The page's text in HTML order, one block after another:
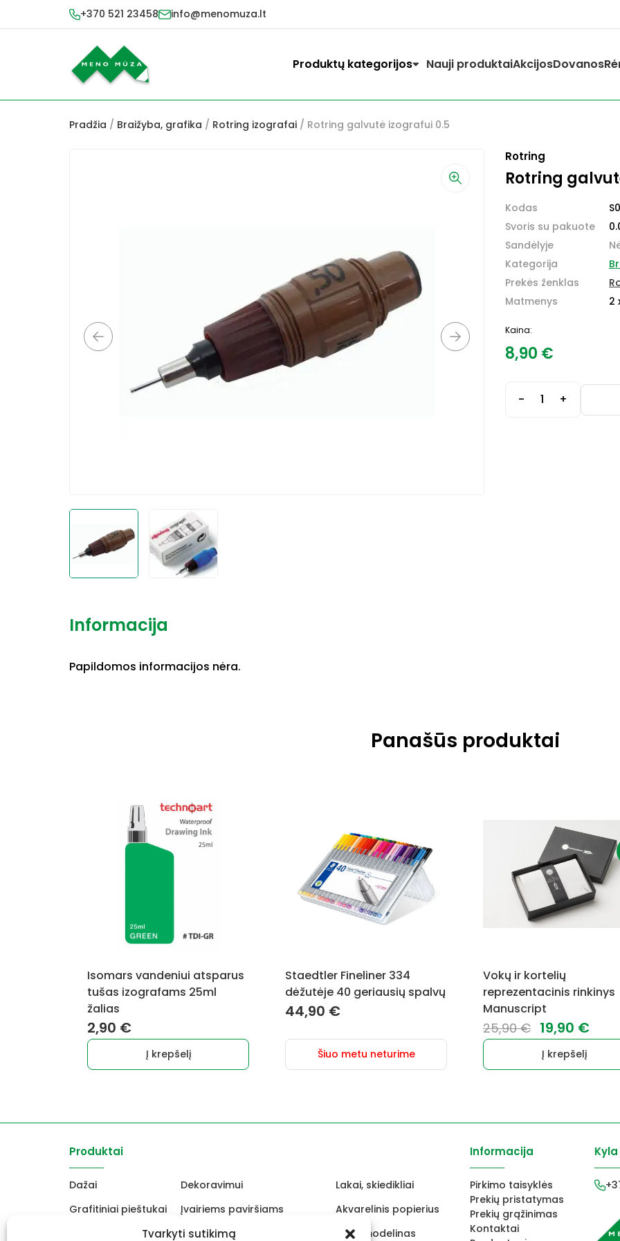
Tvarkyti sutikimą
+370 521 23458 info@menomuza.lt
Produktų kategorijos Nauji produktaiAkcijosDovanos
Pradžia / Braižyba, grafika / Rotring izografai / Rotring galvutė izografui 0.5
Rotring
Rotring
Kodas
Svoris su pakuote
Sandėlyje
Kategorija
Prekės ženklas
Matmenys
2
Kaina:
8,90 €
- +
Informacija
Papildomos informacijos nėra.
Panašūs produktai
Isomars vandeniui atsparus
tušas izografams 25ml
žalias
2,90 €
Į krepšelį
Staedtler Fineliner 334
dėžutėje 40 geriausių spalvų
44,90 €
Šiuo metu neturime
Vokų ir kortelių
reprezentacinis rinkinys
Manuscript
25,90€ Original
price
was:
19,90 €
is:
Į krepšelį
Produktai
Dažai Dekoravimui
Lakai, skiedikliai
Grafitiniai pieštukai
Įvairiems paviršiams
Akvarelinis popierius
Keramikams ir skulptoriams FIMO modelinas
Informacija
Pirkimo taisyklės
Prekių pristatymas
Prekių grąžinimas
Kontaktai